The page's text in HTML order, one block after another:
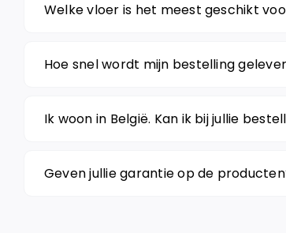
Welke vloer is het meest geschikt
Hoe snel wordt mijn bestelling
Ik woon in België. Kan ik bij jullie
Geven jullie garantie op de